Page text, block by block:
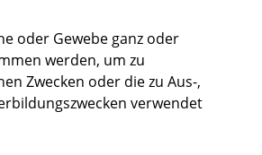
oder Gewebe ganz oder
werden, um zu
Zwecken oder die zu Aus-,
verwendet